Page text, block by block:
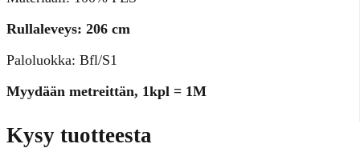
Rullaleveys: 206 cm
Paloluokka: Bfl/S1
Myydään metreittän, 1kpl = 1M
Kysy tuotteesta